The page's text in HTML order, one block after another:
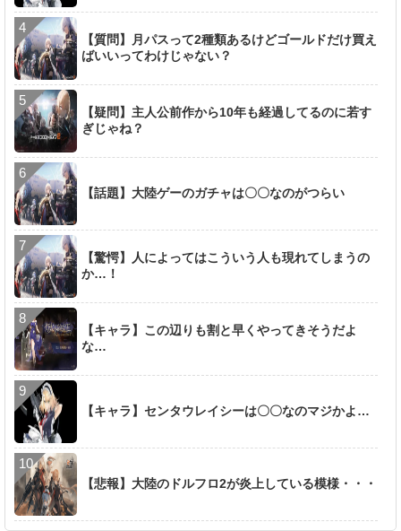
【質問】月パスって2種類あるけどゴールドだけ買え
ばいいってわけじゃない？
【疑問】主人公前作から10年も経過してるのに若す
ぎじゃね？
【話題】大陸ゲーのガチャは〇〇なのがつらい
【驚愕】人によってはこういう人も現れてしまうの
か…！
【キャラ】この辺りも割と早くやってきそうだよ
な…
【キャラ】センタウレイシーは〇〇なのマジかよ…
【悲報】大陸のドルフロ2が炎上している模様・・・